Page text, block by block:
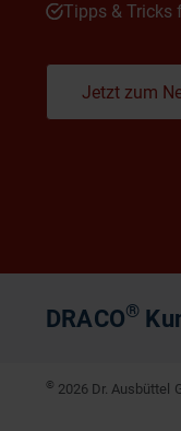
Tipps & Tricks
Jetzt zum
DRACO®
© 2026 Dr. Ausbüttel